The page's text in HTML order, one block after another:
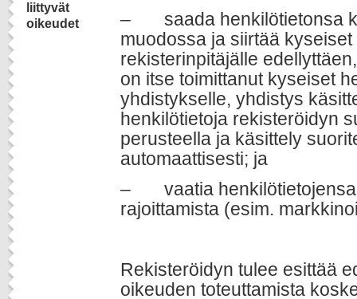
liittyvät
oikeudet
– saada henkilötietonsa
muodossa ja siirtää
rekisterinpitäjälle
on itse toimittanut kyseiset
yhdistykselle, yhdistys
henkilötietoja rekisteröidyn
perusteella ja käsittely
automaattisesti; ja
– vaatia henkilötietojensa
rajoittamista (esim.
Rekisteröidyn tulee esittää
oikeuden toteuttamista